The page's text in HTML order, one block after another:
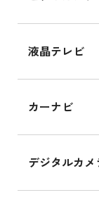
液晶テレビ
カーナビ
デジタルカメ